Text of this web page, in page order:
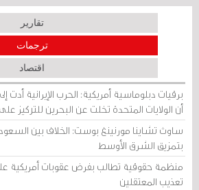
تقارير
ترجمات
اقتصاد
برقيات دبلوماسية أمريكية: الحرب الإيرانية أدت
أن الولايات المتحدة تخلت عن البحرين للتركيز
ساوث تشاينا مورنينغ بوست: الخلاف بين
بتمزيق الشرق الأوسط
منظمة حقوقية تطالب بفرض عقوبات أمريكية
تعذيب المعتقلين